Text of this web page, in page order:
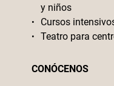
y niños
Cursos
Teatro para
CONÓCENOS